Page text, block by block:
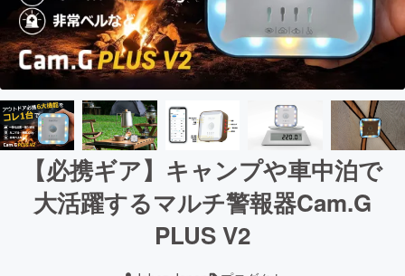
【必携ギア】キャンプや車中泊で
大活躍するマルチ警報器Cam.G
PLUS V2